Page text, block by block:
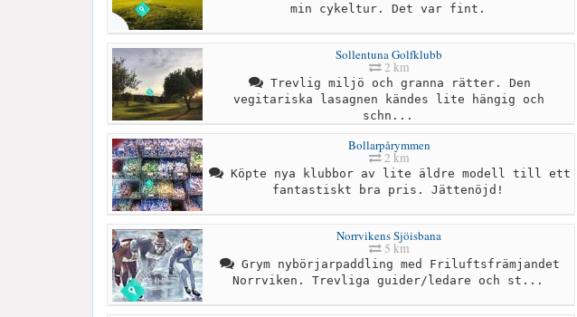
min cykeltur. Det var fint.
Sollentuna Golfklubb
2 km
Trevlig miljö och granna rätter. Den
vegitariska lasagnen kändes lite hängig och
schn...
Bollarpårymmen
2 km
Köpte nya klubbor av lite äldre modell till ett
fantastiskt bra pris. Jättenöjd!
Norrvikens Sjöisbana
5 km
Grym nybörjarpaddling med Friluftsfrämjandet
Norrviken. Trevliga guider/ledare och st...